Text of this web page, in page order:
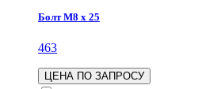
Болт М8 х 25
463
ЦЕНА ПО ЗАПРОСУ